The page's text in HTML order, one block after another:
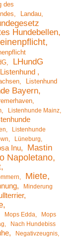
des
Landau
Hundebellen
LHundG
Listenhund
Listenhund
Bayern
Listenhunde Mainz
Listenhunde
Lüneburg
Inu
Mastin
Napoletano
Miete
Minderung
Mops Edda
Mops
Nach Hundebiss
Negativzeugnis